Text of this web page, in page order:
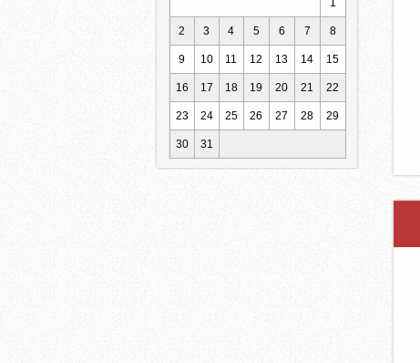
2 3 4 5 6 7 8
9 10 11 12 13 14 15
16 17 18 19 20 21 22
23 24 25 26 27 28 29
30 31